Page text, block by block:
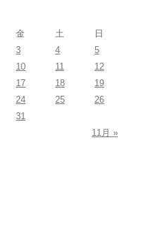
金 土
日
3 4
5
10 11
12
17 18
19
24 25
26
31
11月 »